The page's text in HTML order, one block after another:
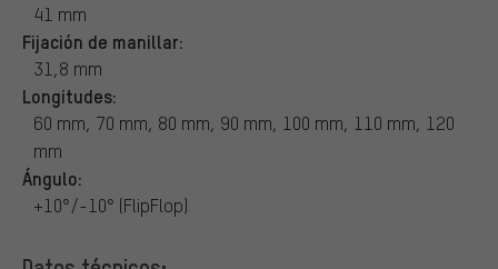
41 mm
Fijación de manillar:
31,8 mm
Longitudes:
60 mm, 70 mm, 80 mm, 90 mm, 100 mm, 110 mm, 120
mm
Ángulo:
+10°/-10° (FlipFlop)